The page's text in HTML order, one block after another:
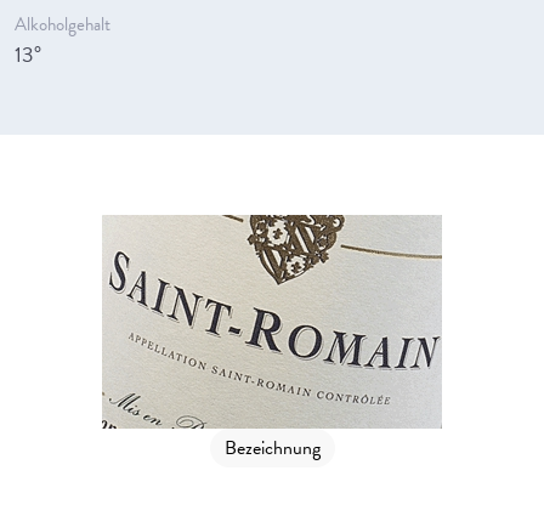
Alkoholgehalt
13°
Bezeichnung